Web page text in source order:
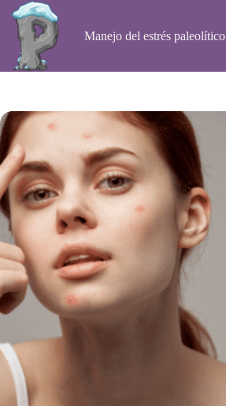
Saltar
contenido
Manejo del estrés paleolítico